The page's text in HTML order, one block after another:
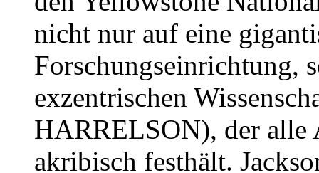
nicht nur auf eine
Forschungseinrichtung,
exzentrischen
HARRELSON), der alle
akribisch festhält.